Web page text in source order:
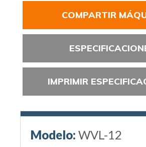
COMPARTIR
IMPRIMIR
Modelo: WVL-12